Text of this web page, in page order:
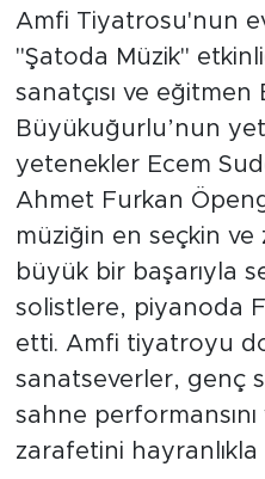
Amfi Tiyatrosu'nun
"Şatoda Müzik"
sanatçısı ve eğitmen
Büyükuğurlu’nun
yetenekler Ecem
Ahmet Furkan
müziğin en seçkin ve
büyük bir başarıyla
solistlere, piyanoda
etti. Amfi tiyatroyu
sanatseverler, genç
sahne performansını
zarafetini